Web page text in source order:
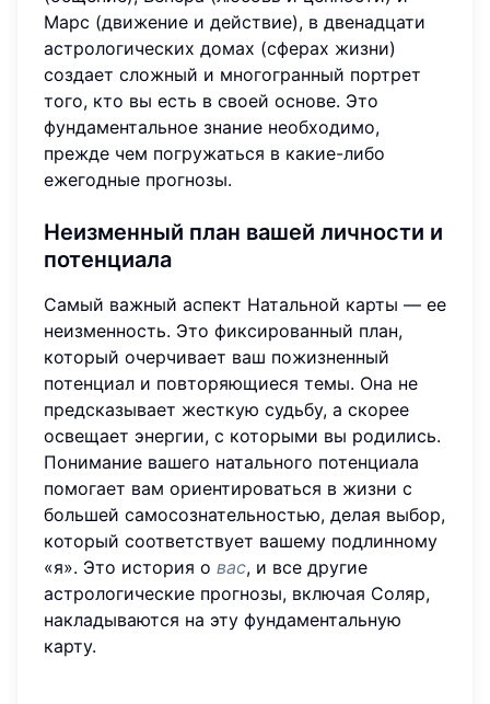
Марс (движение и действие), в двенадцати
астрологических домах (сферах жизни)
создает сложный и многогранный портрет
того, кто вы есть в своей основе. Это
фундаментальное знание необходимо,
прежде чем погружаться в какие-либо
ежегодные прогнозы.
Неизменный план вашей личности и
потенциала
Самый важный аспект Натальной карты — ее
неизменность. Это фиксированный план,
который очерчивает ваш пожизненный
потенциал и повторяющиеся темы. Она не
предсказывает жесткую судьбу, а скорее
освещает энергии, с которыми вы родились.
Понимание вашего натального потенциала
помогает вам ориентироваться в жизни с
большей самосознательностью, делая выбор,
который соответствует вашему подлинному
«я». Это история о вас, и все другие
астрологические прогнозы, включая Соляр,
накладываются на эту фундаментальную
карту.